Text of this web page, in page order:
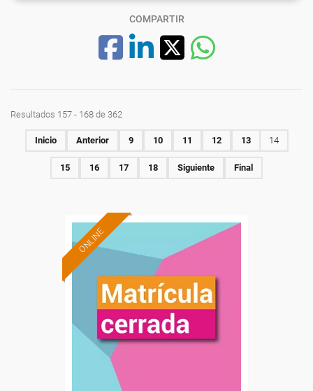
COMPARTIR
Resultados 157 - 168 de 362
Inicio Anterior 9 10 11 12 13 14
15 16 17 18 Siguiente Final
ONLINE